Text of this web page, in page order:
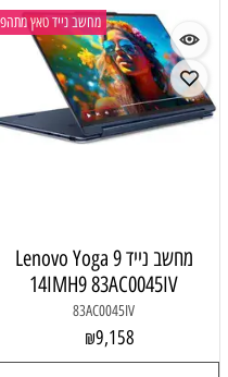
מחשב נייד טאץ
מחשב נייד Lenovo Yoga 9
14IMH9 83AC0045IV
83AC0045IV
₪9,158